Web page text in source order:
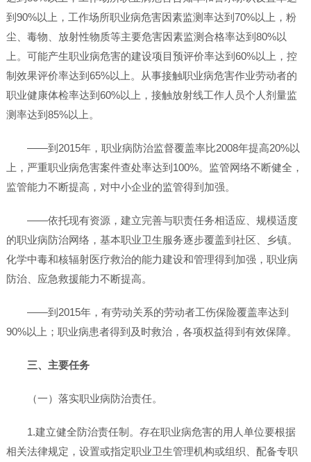
到90%以上，工作场所职业病危害因素监测率达到70%以上，粉
尘、毒物、放射性物质等主要危害因素监测合格率达到80%以
上。可能产生职业病危害的建设项目预评价率达到60%以上，控
制效果评价率达到65%以上。从事接触职业病危害作业劳动者的
职业健康体检率达到60%以上，接触放射线工作人员个人剂量监
测率达到85%以上。
——到2015年，职业病防治监督覆盖率比2008年提高20%以
上，严重职业病危害案件查处率达到100%。监管网络不断健全，
监管能力不断提高，对中小企业的监管得到加强。
——依托现有资源，建立完善与职责任务相适应、规模适度
的职业病防治网络，基本职业卫生服务逐步覆盖到社区、乡镇。
化学中毒和核辐射医疗救治的能力建设和管理得到加强，职业病
防治、应急救援能力不断提高。
——到2015年，有劳动关系的劳动者工伤保险覆盖率达到
90%以上；职业病患者得到及时救治，各项权益得到有效保障。
三、主要任务
（一）落实职业病防治责任。
1.建立健全防治责任制。存在职业病危害的用人单位要根据
相关法律规定，设置或指定职业卫生管理机构或组织、配备专职